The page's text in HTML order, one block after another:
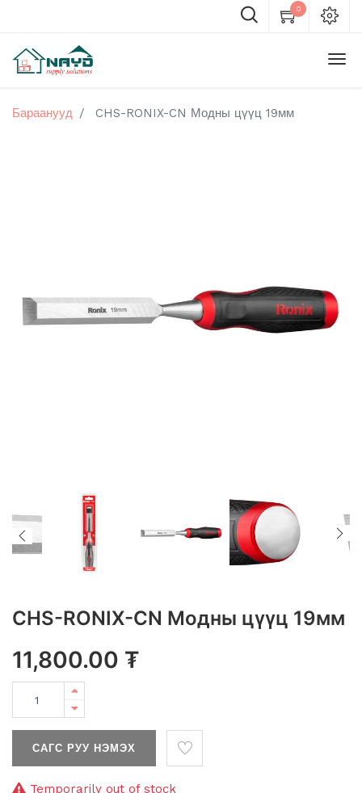
0
Бараанууд CHS-RONIX-CN Модны цүүц 19мм
CHS-RONIX-CN Модны цүүц 19мм
11,800.00 ₮
САГС РУУ НЭМЭХ
Temporarily out of stock